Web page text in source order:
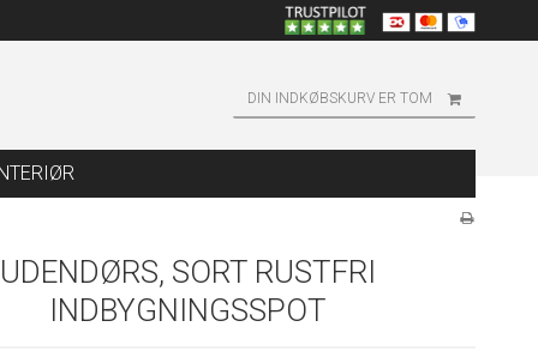
DIN INDKØBSKURV ER TOM
UDENDØRS, SORT RUSTFRI
INDBYGNINGSSPOT